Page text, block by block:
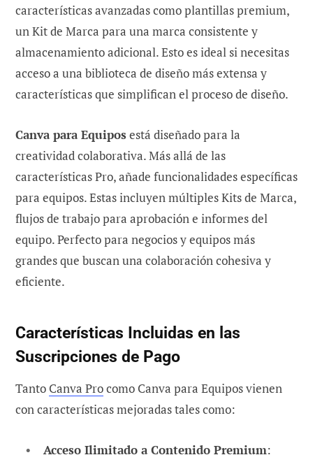
características avanzadas como plantillas premium,
un Kit de Marca para una marca consistente y
almacenamiento adicional. Esto es ideal si necesitas
acceso a una biblioteca de diseño más extensa y
características que simplifican el proceso de diseño.
Canva para Equipos está diseñado para la
creatividad colaborativa. Más allá de las
características Pro, añade funcionalidades específicas
para equipos. Estas incluyen múltiples Kits de Marca,
flujos de trabajo para aprobación e informes del
equipo. Perfecto para negocios y equipos más
grandes que buscan una colaboración cohesiva y
eficiente.
Características Incluidas en las
Suscripciones de Pago
Tanto Canva Procomo Canva para Equipos vienen
con características mejoradas tales como:
Acceso Ilimitado a Contenido Premium: